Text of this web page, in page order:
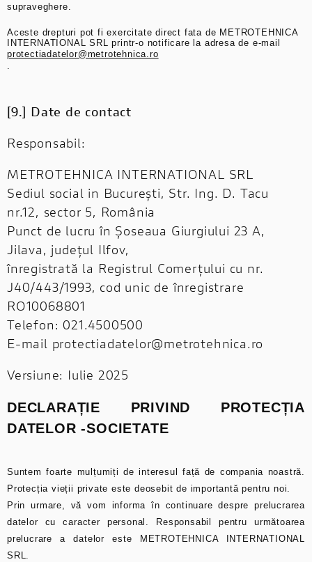
supraveghere.
Aceste drepturi pot fi exercitate direct fata de METROTEHNICA
INTERNATIONAL SRL printr-o notificare la adresa de e-mail
protectiadatelor@metrotehnica.ro
[9.] Date de contact
Responsabil:
METROTEHNICA INTERNATIONAL SRL
Sediul social in București, Str. Ing. D. Tacu
nr.12, sector 5, România
Punct de lucru în Șoseaua Giurgiului 23 A,
Jilava, județul Ilfov,
înregistrată la Registrul Comerțului cu nr.
J40/443/1993, cod unic de înregistrare
RO10068801
Telefon: 021.4500500
E-mail protectiadatelor@metrotehnica.ro
Versiune: Iulie 2025
DECLARAȚIE PRIVIND PROTECȚIA
DATELOR -SOCIETATE
Suntem foarte mulțumiți de interesul față de compania noastră.
Protecția vieții private este deosebit de importantă pentru noi.
Prin urmare, vă vom informa în continuare despre prelucrarea
datelor cu caracter personal. Responsabil pentru următoarea
prelucrare a datelor este METROTEHNICA INTERNATIONAL
SRL.